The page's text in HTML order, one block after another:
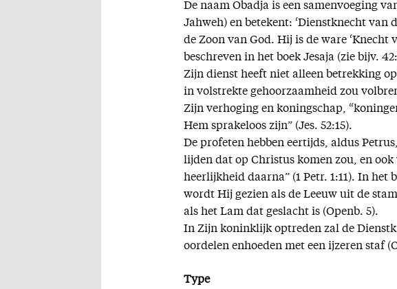
De naam Obadja is een samenvoeging
Jahweh) en betekent: ‘Dienstknecht van
de Zoon van God. Hij is de ware ‘Knecht
beschreven in het boek Jesaja (zie bijv.
Zijn dienst heeft niet alleen betrekking
in volstrekte gehoorzaamheid zou
Zijn verhoging en koningschap,
Hem sprakeloos zijn” (Jes. 52:15).
De profeten hebben eertijds, aldus
lijden dat op Christus komen zou, en ook
heerlijkheid daarna” (1 Petr. 1:11). In het
wordt Hij gezien als de Leeuw uit de
als het Lam dat geslacht is (Openb. 5).
In Zijn koninklijk optreden zal de
oordelen enhoeden met een ijzeren staf
Type